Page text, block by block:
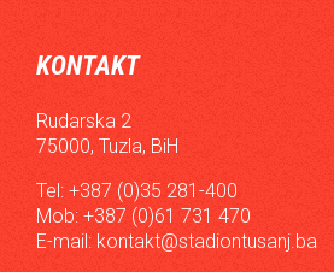
KONTAKT
Rudarska 2
75000, Tuzla, BiH
Tel: +387 (0)35 281-400
Mob: +387 (0)61 731 470
E-mail: kontakt@stadiontusanj.ba